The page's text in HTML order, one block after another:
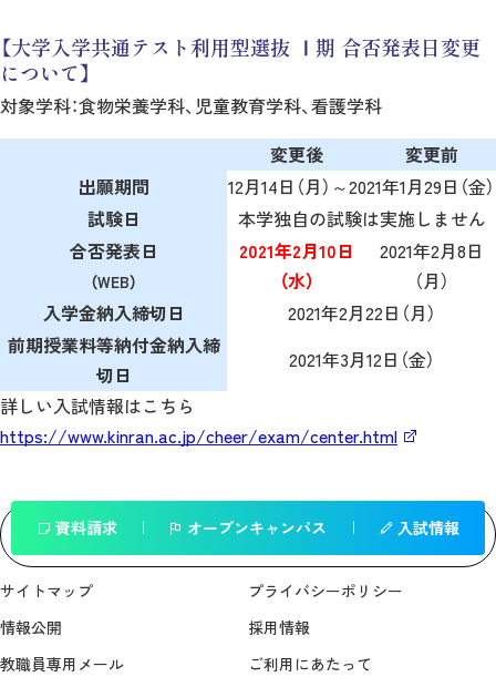
【大学入学共通テスト利用型選抜 Ⅰ期 合否発表日変更
について】
対象学科：食物栄養学科、児童教育学科、看護学科
変更後
変更前
出願期間
12月14日（月）～2021年1月29日（金）
試験日
本学独自の試験は実施しません
合否発表日
（WEB）
2021年2月10日
（水）
2021年2月8日
（月）
入学金納入締切日
2021年2月22日（月）
前期授業料等納付金納入締
切日
2021年3月12日（金）
詳しい入試情報はこちら
https://www.kinran.ac.jp/cheer/exam/center.html
一覧へ戻る
資料請求 オープンキャンパス 入試情報
サイトマップ
プライバシーポリシー
情報公開
採用情報
教職員専用メール
ご利用にあたって